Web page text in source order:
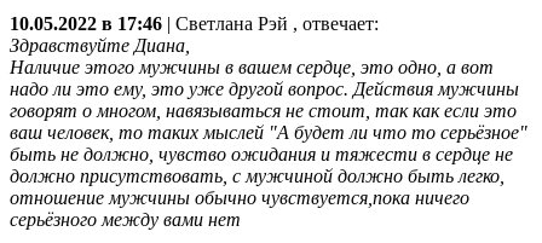
10.05.2022 в 17:46 Светлана Рэй , отвечает:
Здравствуйте Диана,
Наличие этого мужчины в вашем сердце, это одно, а вот
надо ли это ему, это уже другой вопрос. Действия мужчины
говорят о многом, навязываться не стоит, так как если это
ваш человек, то таких мыслей "А будет ли что то серьёзное"
быть не должно, чувство ожидания и тяжести в сердце не
должно присутствовать, с мужчиной должно быть легко,
отношение мужчины обычно чувствуется,пока ничего
серьёзного между вами нет